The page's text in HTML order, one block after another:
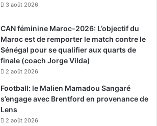
3 août 2026
CAN féminine Maroc-2026: L’objectif du
Maroc est de remporter le match contre le
Sénégal pour se qualifier aux quarts de
finale (coach Jorge Vilda)
2 août 2026
Football: le Malien Mamadou Sangaré
s’engage avec Brentford en provenance de
Lens
2 août 2026